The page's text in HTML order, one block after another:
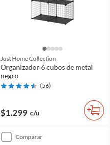
Just Home Collection
Organizador 6 cubos de metal
negro
(56)
$1.299 c/u
comparar